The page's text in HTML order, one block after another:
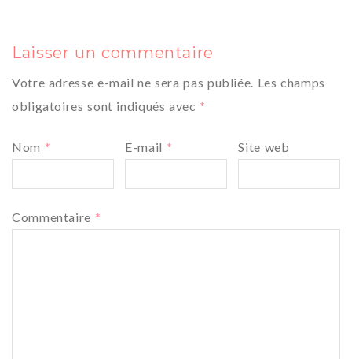
Laisser un commentaire
Votre adresse e-mail ne sera pas publiée. Les champs
obligatoires sont indiqués avec *
Nom * E-mail * Site web
Commentaire *